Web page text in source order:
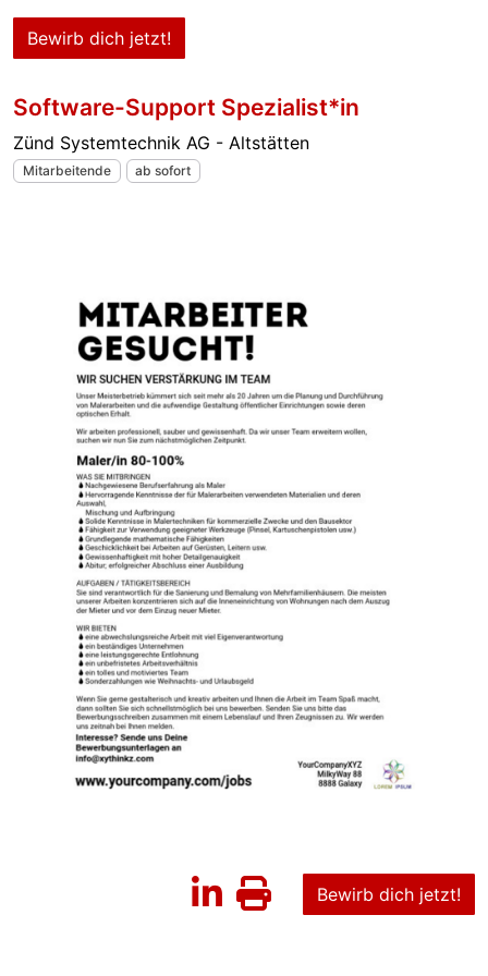
Bewirb dich jetzt!
Software-Support Spezialist*in
Zünd Systemtechnik AG - Altstätten
Mitarbeitende ab sofort
Bewirb dich jetzt!